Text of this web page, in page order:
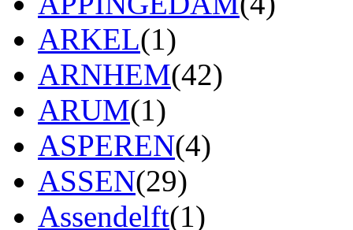
ARKEL(1)
ARNHEM(42)
ARUM(1)
ASPEREN(4)
ASSEN(29)
Assendelft(1)